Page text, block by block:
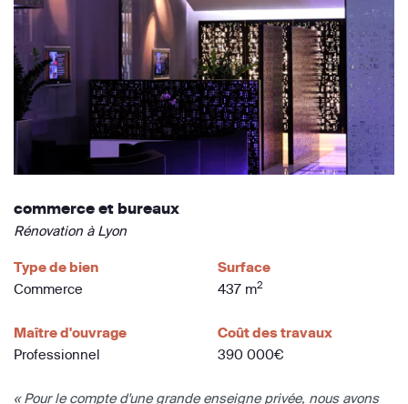
commerce et bureaux
Rénovation à Lyon
Type de bien
Commerce
Surface
437 m2
Maître d'ouvrage
Professionnel
Coût des travaux
390 000€
« Pour le compte d'une grande enseigne privée, nous avons